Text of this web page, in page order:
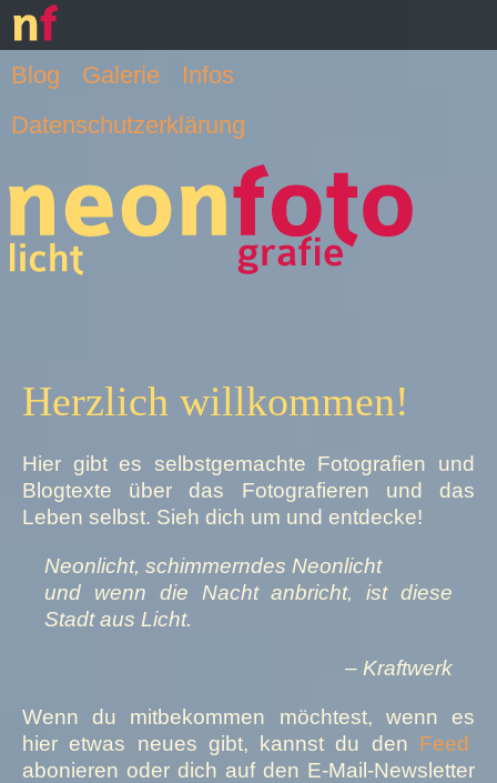
Blog Galerie
Infos
Datenschutzerklärung
Herzlich willkommen!
Hier gibt es selbstgemachte Fotografien und
Blogtexte über das Fotografieren und das
Leben selbst. Sieh dich um und entdecke!
Neonlicht, schimmerndes Neonlicht
und wenn die Nacht anbricht, ist diese
Stadt aus Licht.
– Kraftwerk
Wenn du mitbekommen möchtest, wenn es
hier etwas neues gibt, kannst du den Feed
abonieren oder dich auf den E-Mail-Newsletter